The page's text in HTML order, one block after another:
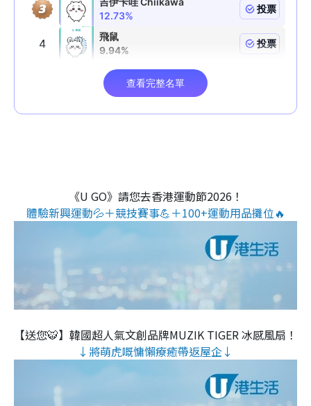
《U GO》請您去香港運動節2026！
體驗新興運動💦＋競技賽事💪＋100+運動用品攤位🔥
【送您🐯】韓國超人氣文創品牌MUZIK TIGER 冰感風扇！
↓將萌虎嘅慵懶療癒帶返屋企↓